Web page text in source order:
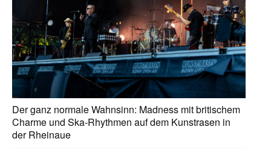
Der ganz normale Wahnsinn: Madness mit britischem
Charme und Ska-Rhythmen auf dem Kunstrasen in
der Rheinaue